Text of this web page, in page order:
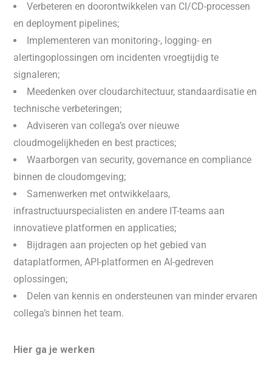
Verbeteren en doorontwikkelen van CI/CD-processen
en deployment pipelines;
Implementeren van monitoring-, logging- en
alertingoplossingen om incidenten vroegtijdig te
signaleren;
Meedenken over cloudarchitectuur, standaardisatie en
technische verbeteringen;
Adviseren van collega’s over nieuwe
cloudmogelijkheden en best practices;
Waarborgen van security, governance en compliance
binnen de cloudomgeving;
Samenwerken met ontwikkelaars,
infrastructuurspecialisten en andere IT-teams aan
innovatieve platformen en applicaties;
Bijdragen aan projecten op het gebied van
dataplatformen, API-platformen en AI-gedreven
oplossingen;
Delen van kennis en ondersteunen van minder ervaren
collega’s binnen het team.
Hier ga je werken